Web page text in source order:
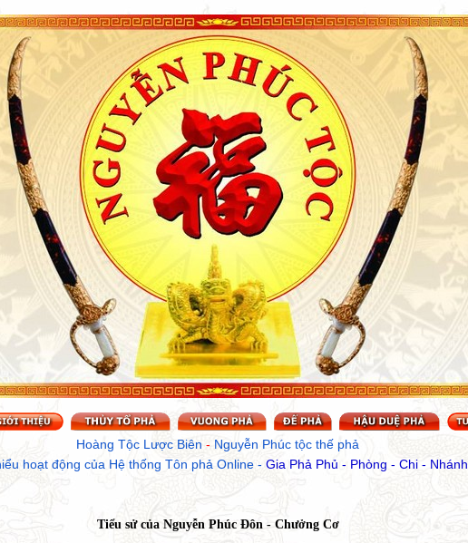
Hoàng Tộc Lược Biên - Nguyễn Phúc tộc thế phả
hoạt động của Hệ thống Tôn phả Online - Gia Phả Phủ - Phòng - Chi - Nhánh
Tiểu sử của Nguyễn Phúc Đôn - Chưởng Cơ